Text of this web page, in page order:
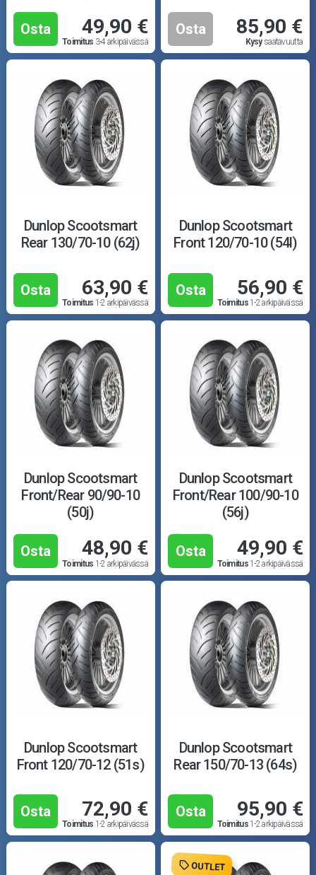
Osta 49,90 €
Toimitus 3-4 arkipäivässä
Osta 85,90 €
Kysysaatavuutta
Dunlop Scootsmart
Rear 130/70-10 (62j)
Osta 63,90 €
Toimitus 1-2 arkipäivässä
Dunlop Scootsmart
Front 120/70-10 (54l)
Osta 56,90 €
Toimitus1-2 arkipäivässä
Dunlop Scootsmart
Front/Rear 90/90-10
(50j)
Osta 48,90 €
Toimitus 1-2 arkipäivässä
Dunlop Scootsmart
Front/Rear 100/90-10
(56j)
Osta 49,90 €
Toimitus1-2 arkipäivässä
Dunlop Scootsmart
Front 120/70-12 (51s)
Osta 72,90 €
Toimitus 1-2 arkipäivässä
Dunlop Scootsmart
Rear 150/70-13 (64s)
Osta 95,90 €
Toimitus1-2 arkipäivässä
OUTLET